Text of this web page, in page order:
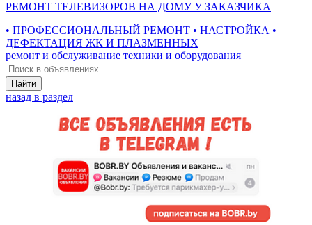
РЕМОНТ ТЕЛЕВИЗОРОВ НА ДОМУ У ЗАКАЗЧИКА
• ПРОФЕССИОНАЛЬНЫЙ РЕМОНТ • НАСТРОЙКА •
ДЕФЕКТАЦИЯ ЖК И ПЛАЗМЕННЫХ
ремонт и обслуживание техники и оборудования
Найти
назад в раздел